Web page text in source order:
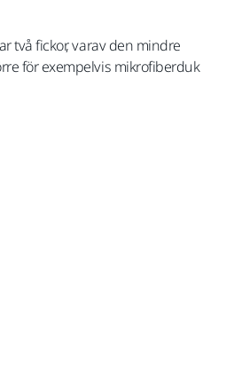
två fickor, varav den mindre
för exempelvis mikrofiberduk
%